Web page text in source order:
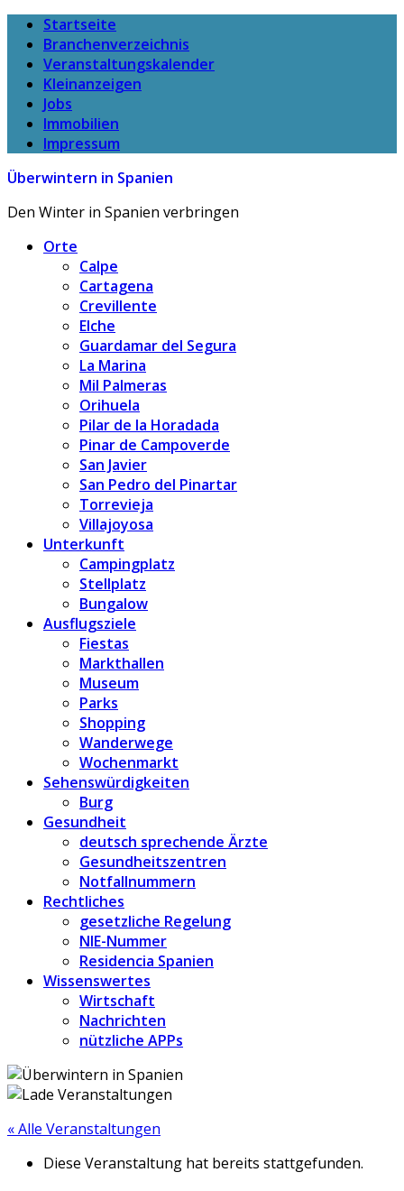
Startseite
Branchenverzeichnis
Veranstaltungskalender
Kleinanzeigen
Jobs
Immobilien
Impressum
Überwintern in Spanien
Den Winter in Spanien verbringen
Orte
Calpe
Cartagena
Crevillente
Elche
Guardamar del Segura
La Marina
Mil Palmeras
Orihuela
Pilar de la Horadada
Pinar de Campoverde
San Javier
San Pedro del Pinartar
Torrevieja
Villajoyosa
Unterkunft
Campingplatz
Stellplatz
Bungalow
Ausflugsziele
Fiestas
Markthallen
Museum
Parks
Shopping
Wanderwege
Wochenmarkt
Sehenswürdigkeiten
Burg
Gesundheit
deutsch sprechende Ärzte
Gesundheitszentren
Notfallnummern
Rechtliches
gesetzliche Regelung
NIE-Nummer
Residencia Spanien
Wissenswertes
Wirtschaft
Nachrichten
nützliche APPs
« Alle Veranstaltungen
Diese Veranstaltung hat bereits stattgefunden.